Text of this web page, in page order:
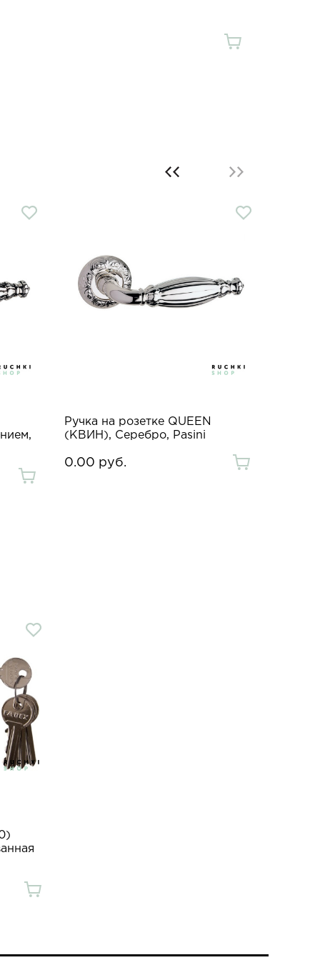
Ручка на розетке QUEEN
(КВИН), Cеребро, Pasini
0.00 руб.